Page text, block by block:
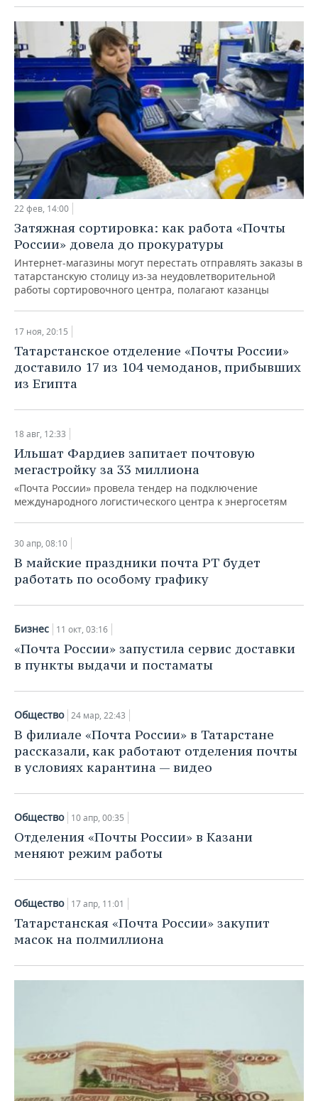
22 фев, 14:00
Затяжная сортировка: как работа «Почты
России» довела до прокуратуры
Интернет-магазины могут перестать отправлять заказы в
татарстанскую столицу из-за неудовлетворительной
работы сортировочного центра, полагают казанцы
17 ноя, 20:15
Татарстанское отделение «Почты России»
доставило 17 из 104 чемоданов, прибывших
из Египта
18 авг, 12:33
Ильшат Фардиев запитает почтовую
мегастройку за 33 миллиона
«Почта России» провела тендер на подключение
международного логистического центра к энергосетям
30 апр, 08:10
В майские праздники почта РТ будет
работать по особому графику
Бизнес 11 окт, 03:16
«Почта России» запустила сервис доставки
в пункты выдачи и постаматы
Общество 24 мар, 22:43
В филиале «Почта России» в Татарстане
рассказали, как работают отделения почты
в условиях карантина — видео
Общество 10 апр, 00:35
Отделения «Почты России» в Казани
меняют режим работы
Общество 17 апр, 11:01
Татарстанская «Почта России» закупит
масок на полмиллиона